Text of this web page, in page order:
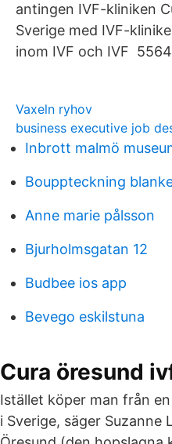
antingen IVF-kliniken
Sverige med IVF-
inom IVF och IVF
Vaxeln ryhov
business executive job
Inbrott malmö
Bouppteckning
Anne marie pålsson
Bjurholmsgatan 12
Budbee ios app
Bevego eskilstuna
Cura öresund
Istället köper man från
i Sverige, säger